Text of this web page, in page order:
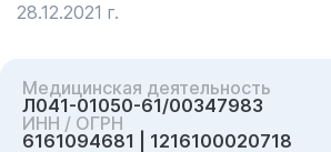
28.12.2021 г.
Медицинская деятельность
Л041-01050-61/00347983
ИНН / ОГРН
6161094681 | 1216100020718